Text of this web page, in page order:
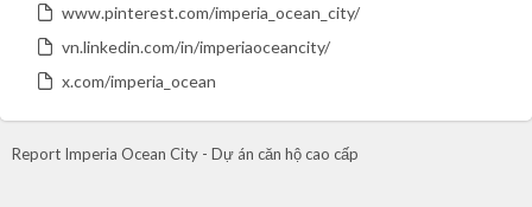
www.pinterest.com/imperia_ocean_city/
vn.linkedin.com/in/imperiaoceancity/
x.com/imperia_ocean
Report Imperia Ocean City - Dự án căn hộ cao cấp